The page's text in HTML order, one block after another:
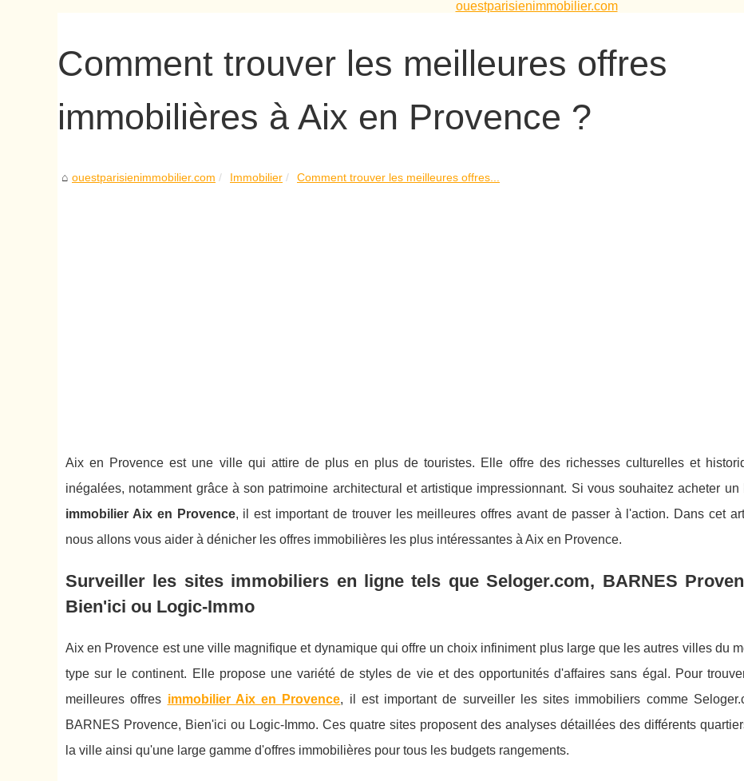
Comment trouver les meilleures offres
immobilières à Aix en Provence ?
ouestparisienimmobilier.com Immobilier Comment trouver les meilleures offres...
Aix en Provence est une ville qui attire de plus en plus de touristes. Elle offre des richesses culturelles et
inégalées, notamment grâce à son patrimoine architectural et artistique impressionnant. Si vous souhaitez acheter un
immobilier Aix en Provence, il est important de trouver les meilleures offres avant de passer à l'action. Dans cet
nous allons vous aider à dénicher les offres immobilières les plus intéressantes à Aix en Provence.
Surveiller les sites immobiliers en ligne tels que Seloger.com, BARNES
Bien'ici ou Logic-Immo
Aix en Provence est une ville magnifique et dynamique qui offre un choix infiniment plus large que les autres villes du
type sur le continent. Elle propose une variété de styles de vie et des opportunités d'affaires sans égal. Pour
meilleures offres immobilier Aix en Provence, il est important de surveiller les sites immobiliers comme
BARNES Provence, Bien'ici ou Logic-Immo. Ces quatre sites proposent des analyses détaillées des différents
la ville ainsi qu'une large gamme d'offres immobilières pour tous les budgets rangements.
ouestparisienimmobilier.com